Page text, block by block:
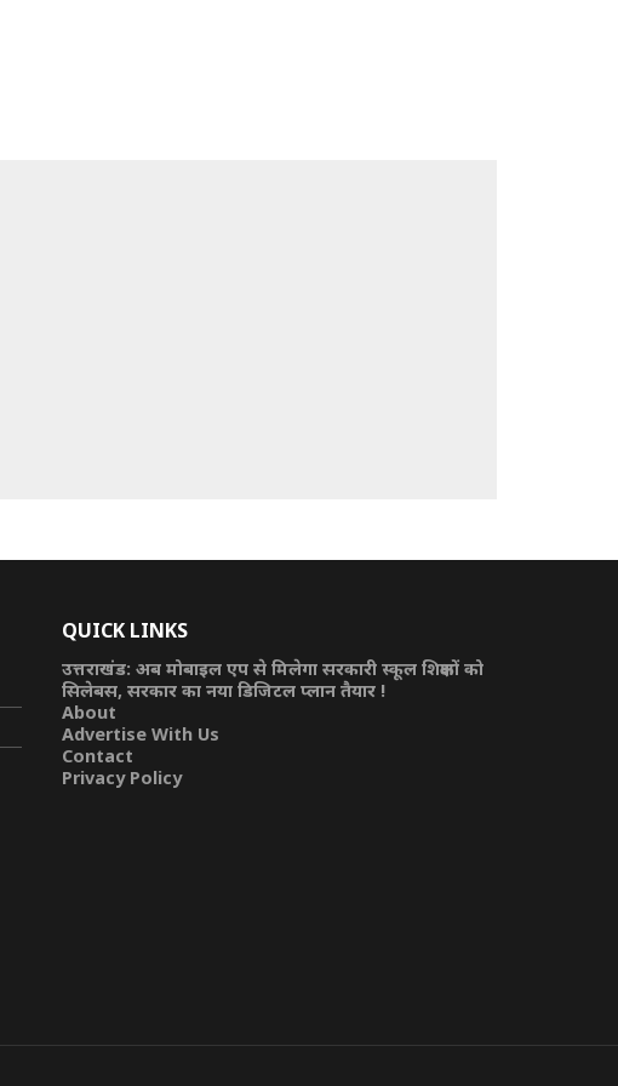
QUICK LINKS
उत्तराखंड: अब मोबाइल एप से मिलेगा सरकारी स्कूल शिक्षकों को
सिलेबस, सरकार का नया डिजिटल प्लान तैयार !
About
Advertise With Us
Contact
Privacy Policy